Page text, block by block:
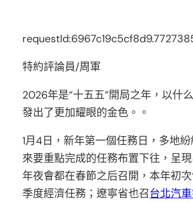
特約評論員/周軍
2026年是“十五五”開局之年，以什
發出了更加耀眼的金色。。
1月4日，新年第一個任務日，多地
來要重點完成的任務布置下往，呈
年夜會都在春節之后召開，本年初
季度經濟任務；遼寧省也召台北汽